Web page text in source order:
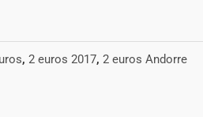
,2 euros 2017,2 euros Andorre